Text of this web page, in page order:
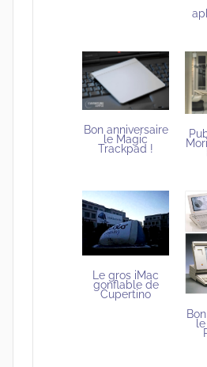
Bon anniversaire
le Magic
Trackpad !
Le gros iMac
gonflable de
Cupertino